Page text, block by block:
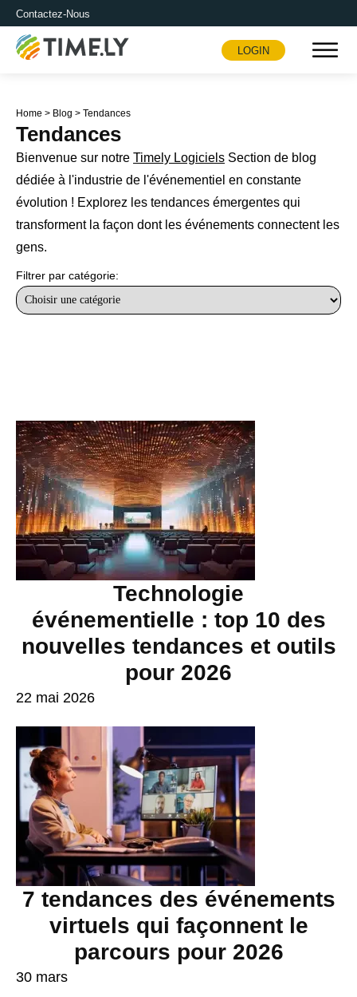
Contactez-Nous
Timely
LOGIN
Home > Blog > Tendances
Tendances
Bienvenue sur notre Timely Logiciels Section de blog
dédiée à l'industrie de l'événementiel en constante
évolution ! Explorez les tendances émergentes qui
transforment la façon dont les événements connectent les
gens.
Filtrer par catégorie:
Technologie
événementielle : top 10 des
nouvelles tendances et outils
pour 2026
22 mai 2026
7 tendances des événements
virtuels qui façonnent le
parcours pour 2026
30 mars